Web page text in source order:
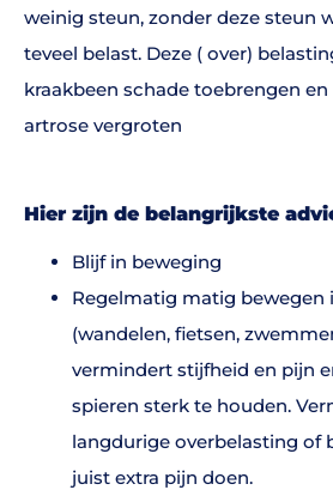
weinig steun, zonder deze steun
teveel belast. Deze ( over)
kraakbeen schade toebrengen
artrose vergroten
Hier zijn de belangrijkste
Blijf in beweging
Regelmatig matig bewegen
(wandelen, fietsen,
vermindert stijfheid en pijn
spieren sterk te houden.
langdurige overbelasting of
juist extra pijn doen.